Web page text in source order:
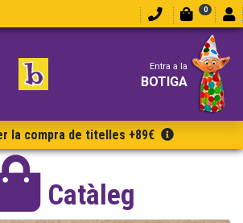
0
Entra a la
BOTIGA
la compra de titelles +89€
Catàleg